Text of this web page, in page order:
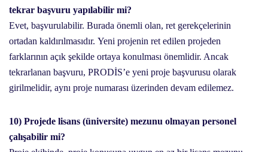
tekrar başvuru yapılabilir mi?
Evet, başvurulabilir. Burada önemli olan, ret gerekçelerinin
ortadan kaldırılmasıdır. Yeni projenin ret edilen projeden
farklarının açık şekilde ortaya konulması önemlidir. Ancak
tekrarlanan başvuru, PRODİS’e yeni proje başvurusu olarak
girilmelidir, aynı proje numarası üzerinden devam edilemez.
10) Projede lisans (üniversite) mezunu olmayan personel
çalışabilir mi?